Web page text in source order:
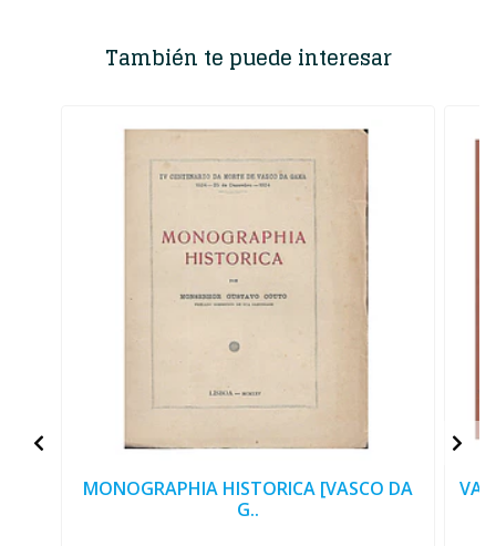
También te puede interesar
MONOGRAPHIA HISTORICA [VASCO DA
G..